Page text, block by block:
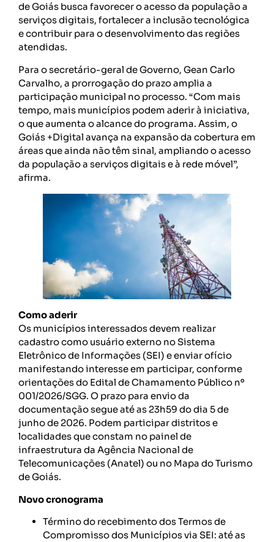
de Goiás busca favorecer o acesso da população a
serviços digitais, fortalecer a inclusão tecnológica
e contribuir para o desenvolvimento das regiões
atendidas.
Para o secretário-geral de Governo, Gean Carlo
Carvalho, a prorrogação do prazo amplia a
participação municipal no processo. “Com mais
tempo, mais municípios podem aderir à iniciativa,
o que aumenta o alcance do programa. Assim, o
Goiás +Digital avança na expansão da cobertura em
áreas que ainda não têm sinal, ampliando o acesso
da população a serviços digitais e à rede móvel”,
afirma.
Como aderir
Os municípios interessados devem realizar
cadastro como usuário externo no Sistema
Eletrônico de Informações (SEI) e enviar ofício
manifestando interesse em participar, conforme
orientações do Edital de Chamamento Público nº
001/2026/SGG. O prazo para envio da
documentação segue até as 23h59 do dia 5 de
junho de 2026. Podem participar distritos e
localidades que constam no painel de
infraestrutura da Agência Nacional de
Telecomunicações (Anatel) ou no Mapa do Turismo
de Goiás.
Novo cronograma
Término do recebimento dos Termos de
Compromisso dos Municípios via SEI: até as